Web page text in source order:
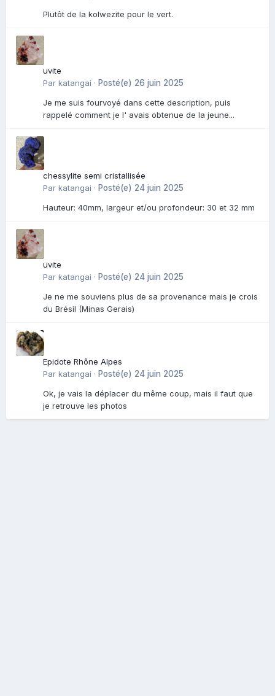
Plutôt de la kolwezite pour le vert.
uvite
Par katangai · Posté(e) 26 juin 2025
Je me suis fourvoyé dans cette description, puis
rappelé comment je l' avais obtenue de la jeune...
chessylite semi cristallisée
Par katangai · Posté(e) 24 juin 2025
Hauteur: 40mm, largeur et/ou profondeur: 30 et 32 mm
uvite
Par katangai · Posté(e) 24 juin 2025
Je ne me souviens plus de sa provenance mais je crois
du Brésil (Minas Gerais)
Epidote Rhône Alpes
Par katangai · Posté(e) 24 juin 2025
Ok, je vais la déplacer du même coup, mais il faut que
je retrouve les photos